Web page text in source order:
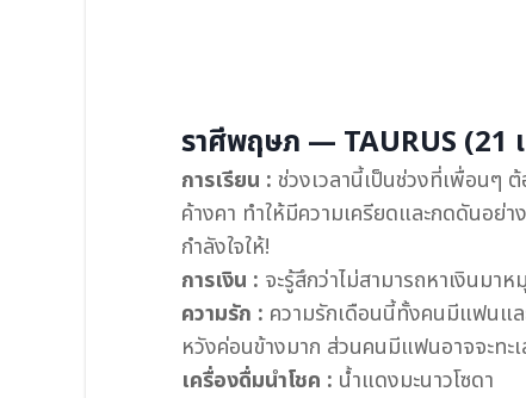
ราศีพฤษภ — TAURUS (21
การเรียน : ช่วงเวลานี้เป็นช่วงที่เพื่อนๆ
ค้างคา ทำให้มีความเครียดและกดดันอย่
กำลังใจให้!
การเงิน : จะรู้สึกว่าไม่สามารถหาเงินมา
ความรัก : ความรักเดือนนี้ทั้งคนมีแฟนแล
หวังค่อนข้างมาก ส่วนคนมีแฟนอาจจะทะ
เครื่องดื่มนำโชค : น้ำแดงมะนาวโซดา